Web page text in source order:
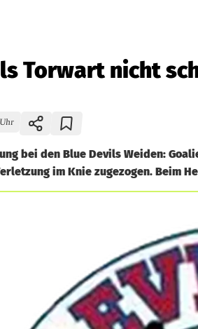
Torwart nicht
bei den Blue Devils Weiden:
im Knie zugezogen. Beim